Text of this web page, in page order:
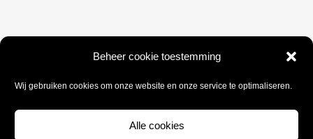
Beheer cookie toestemming
Wij gebruiken cookies om onze website en onze service te optimaliseren.
Alle cookies